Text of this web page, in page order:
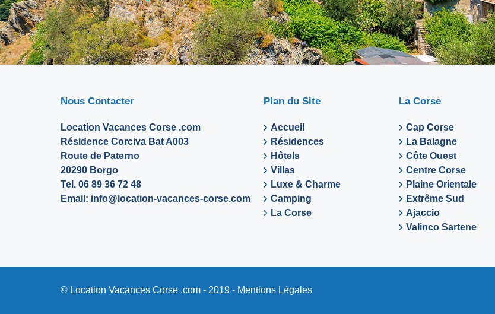
Nous Contacter
Location Vacances Corse .com
Résidence Corciva Bat A003
Route de Paterno
20290 Borgo
Tel. 06 89 36 72 48
Email: info@location-vacances-corse.com
Plan du Site
Accueil
Résidences
Hôtels
Villas
Luxe & Charme
Camping
La Corse
La Corse
Cap Corse
La Balagne
Côte Ouest
Centre Corse
Plaine Orientale
Extrême Sud
Ajaccio
Valinco Sartene
© Location Vacances Corse .com - 2019 - Mentions Légales